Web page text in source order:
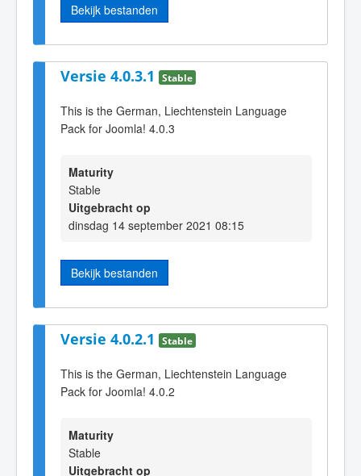
Bekijk bestanden
Versie 4.0.3.1 Stable
This is the German, Liechtenstein Language
Pack for Joomla! 4.0.3
Maturity
Stable
Uitgebracht op
dinsdag 14 september 2021 08:15
Bekijk bestanden
Versie 4.0.2.1 Stable
This is the German, Liechtenstein Language
Pack for Joomla! 4.0.2
Maturity
Stable
Uitgebracht op